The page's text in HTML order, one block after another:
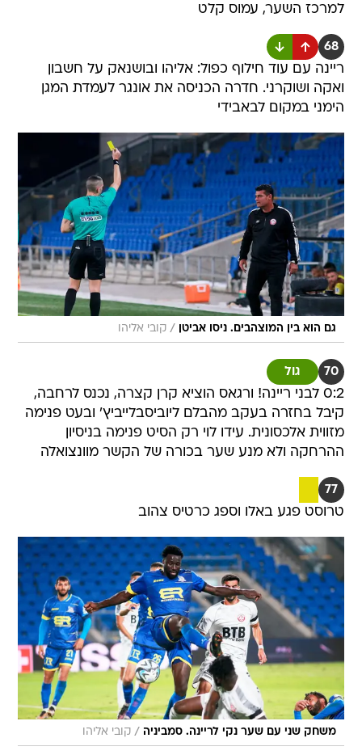
למרכז השער, עמוס קלט
68
ריינה עם עוד חילוף כפול: אליהו ובושנאק על חשבון
ואקה ושוקרני. חדרה הכניסה את אונגר לעמדת המגן
הימני במקום לבאבידי
גם הוא בין המוצהבים. ניסו אביטן / קובי אליהו
70 גול
0:2 לבני ריינה! ורגאס הוציא קרן קצרה, נכנס לרחבה,
קיבל בחזרה בעקב מהבלם ליוביסבלייביץ' ובעט פנימה
מזווית אלכסונית. עידו לוי רק הסיט פנימה בניסיון
ההרחקה ולא מנע שער בכורה של הקשר מוונצואלה
77
טרוסט פגע באלו וספג כרטיס צהוב
משחק שני עם שער נקי לריינה. סמביניה / קובי אליהו